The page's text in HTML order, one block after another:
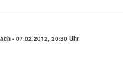
- 07.02.2012, 20:30 Uhr